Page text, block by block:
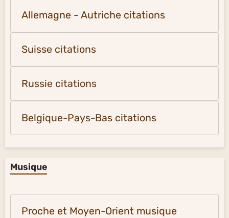
Allemagne - Autriche citations
Suisse citations
Russie citations
Belgique-Pays-Bas citations
Musique
Proche et Moyen-Orient musique